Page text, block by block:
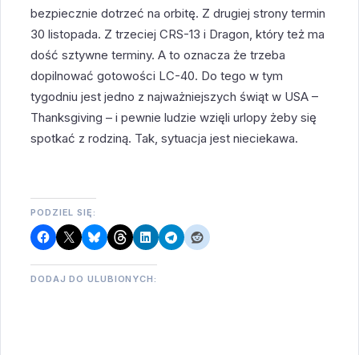
bezpiecznie dotrzeć na orbitę. Z drugiej strony termin
30 listopada. Z trzeciej CRS-13 i Dragon, który też ma
dość sztywne terminy. A to oznacza że trzeba
dopilnować gotowości LC-40. Do tego w tym
tygodniu jest jedno z najważniejszych świąt w USA –
Thanksgiving – i pewnie ludzie wzięli urlopy żeby się
spotkać z rodziną. Tak, sytuacja jest nieciekawa.
PODZIEL SIĘ:
DODAJ DO ULUBIONYCH: